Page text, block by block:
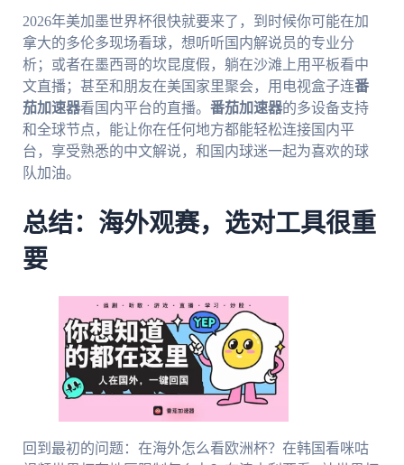
2026年美加墨世界杯很快就要来了，到时候你可能在加
拿大的多伦多现场看球，想听听国内解说员的专业分
析；或者在墨西哥的坎昆度假，躺在沙滩上用平板看中
文直播；甚至和朋友在美国家里聚会，用电视盒子连番
茄加速器看国内平台的直播。 番茄加速器的多设备支持
和全球节点，能让你在任何地方都能轻松连接国内平
台，享受熟悉的中文解说，和国内球迷一起为喜欢的球
队加油。
总结：海外观赛，选对工具很重
要
回到最初的问题：在海外怎么看欧洲杯？在韩国看咪咕